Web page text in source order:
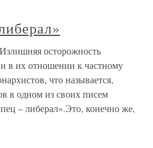
осторожность
и в их отношении к частному
что называется,
в одном из своих писем
– либерал».Это, конечно же,